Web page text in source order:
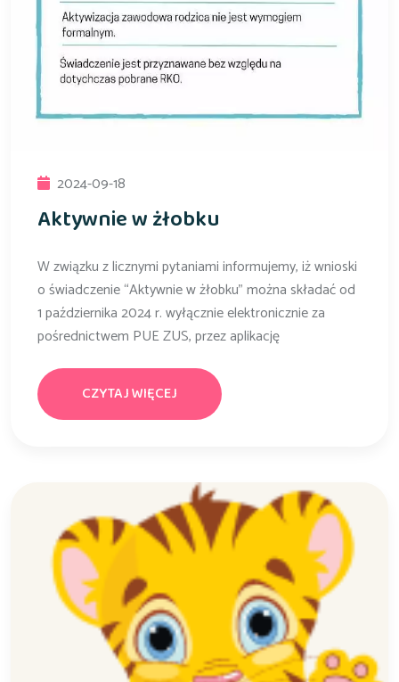
2024-09-18
Aktywnie w żłobku
W związku z licznymi pytaniami informujemy, iż wnioski
o świadczenie “Aktywnie w żłobku” można składać od
1 października 2024 r. wyłącznie elektronicznie za
pośrednictwem PUE ZUS, przez aplikację
CZYTAJ WIĘCEJ